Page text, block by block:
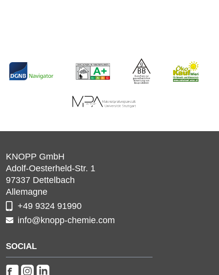
KNOPP GmbH
Adolf-Oesterheld-Str. 1
97337 Dettelbach
Allemagne
+49 9324 91990
info@knopp-chemie.com
SOCIAL